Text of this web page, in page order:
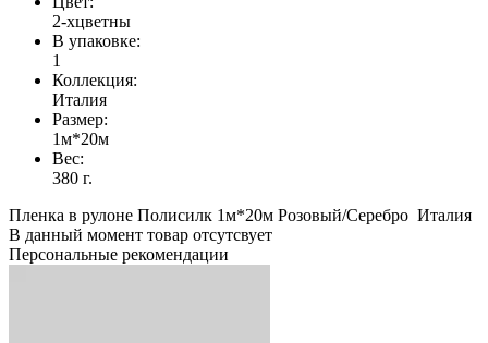
2-хцветны
В упаковке:
1
Коллекция:
Италия
Размер:
1м*20м
Вес:
380 г.
Пленка в рулоне Полисилк 1м*20м Розовый/Серебро Италия
В данный момент товар отсутсвует
Персональные рекомендации